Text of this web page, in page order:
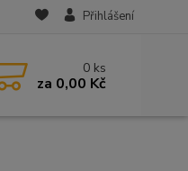
Přihlášení
0 ks
za 0,00 Kč